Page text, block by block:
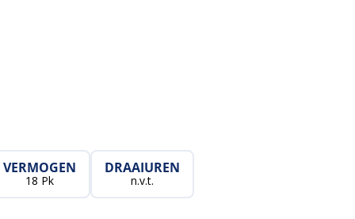
VERMOGEN
18 Pk
DRAAIUREN
n.v.t.